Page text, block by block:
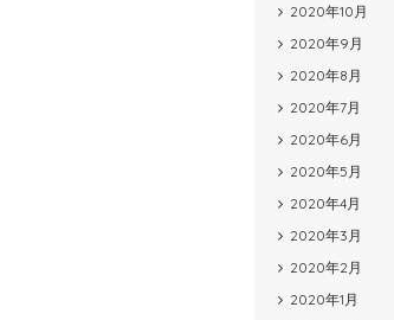
2020年10月
2020年9月
2020年8月
2020年7月
2020年6月
2020年5月
2020年4月
2020年3月
2020年2月
2020年1月